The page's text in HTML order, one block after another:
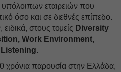
εταιρειών που
όσο και σε διεθνές επίπεδο.
στους τομείς Diversity
Work Environment,
Listening.
χρόνια παρουσία στην Ελλάδα,